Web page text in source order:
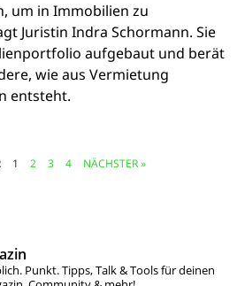
um in Immobilien zu
Juristin Indra Schormann. Sie
aufgebaut und berät
wie aus Vermietung
entsteht.
1 2 3 4 NÄCHSTER »
Punkt.Tipps, Talk & Tools für deinen